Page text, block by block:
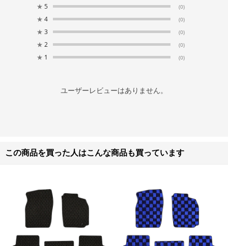
★ 5 (0)
★ 4 (0)
★ 3 (0)
★ 2 (0)
★ 1 (0)
ユーザーレビューはありません。
この商品を買った人はこんな商品も買っています